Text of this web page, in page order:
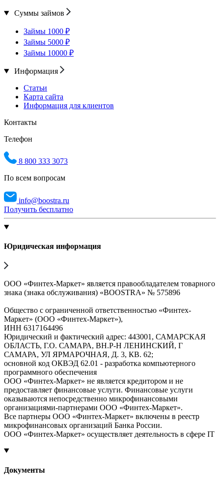
Суммы займов
Займы 1000 ₽
Займы 5000 ₽
Займы 10000 ₽
Информация
Статьи
Карта сайта
Информация для клиентов
Контакты
Телефон
8 800 333 3073
По всем вопросам
info@boostra.ru
Получить бесплатно
Юридическая информация
ООО «Финтех-Маркет» является правообладателем товарного
знака (знака обслуживания) «BOOSTRA» № 575896
Общество с ограниченной ответственностью «Финтех-
Маркет» (ООО «Финтех-Маркет»),
ИНН 6317164496
Юридический и фактический адрес: 443001, САМАРСКАЯ
ОБЛАСТЬ, Г.О. САМАРА, ВН.Р-Н ЛЕНИНСКИЙ, Г
САМАРА, УЛ ЯРМАРОЧНАЯ, Д. 3, КВ. 62;
основной код ОКВЭД 62.01 - разработка компьютерного
программного обеспечения
ООО «Финтех-Маркет» не является кредитором и не
предоставляет финансовые услуги. Финансовые услуги
оказываются непосредственно микрофинансовыми
организациями-партнерами ООО «Финтех-Маркет».
Все партнеры ООО «Финтех-Маркет» включены в реестр
микрофинансовых организаций Банка России.
ООО «Финтех-Маркет» осуществляет деятельность в сфере IT
Документы